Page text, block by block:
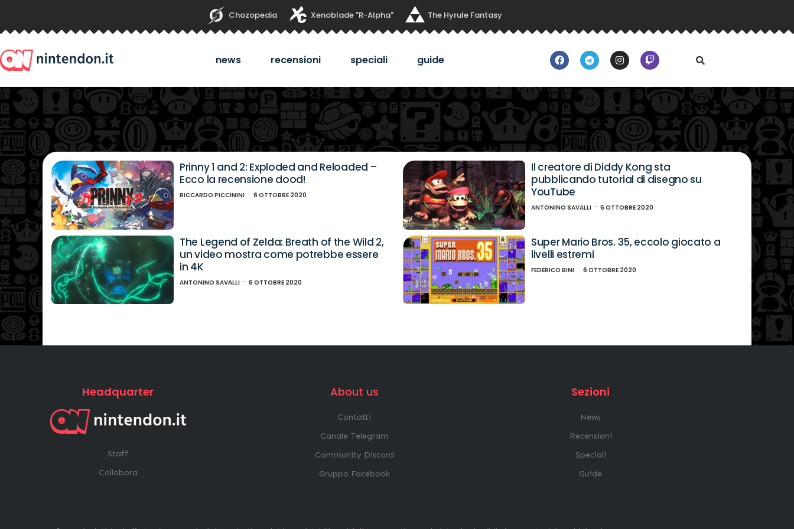
Chozopedia Xenoblade "R-Alpha" The Hyrule Fantasy
news recensioni speciali guide
Prinny 1 and 2: Exploded and Reloaded –
Ecco la recensione dood!
RICCARDO PICCININI 6 OTTOBRE 2020
Il creatore di Diddy Kong sta
pubblicando tutorial di disegno su
YouTube
ANTONINO SAVALLI 6 OTTOBRE 2020
The Legend of Zelda: Breath of the Wild 2,
un video mostra come potrebbe essere
in 4K
ANTONINO SAVALLI 6 OTTOBRE 2020
Super Mario Bros. 35, eccolo giocato a
livelli estremi
FEDERICO BINI 6 OTTOBRE 2020
Headquarter
Staff
Collabora
About us
Contatti
Canale Telegram
Community Discord
Gruppo Facebook
Sezioni
News
Recensioni
Speciali
Guide